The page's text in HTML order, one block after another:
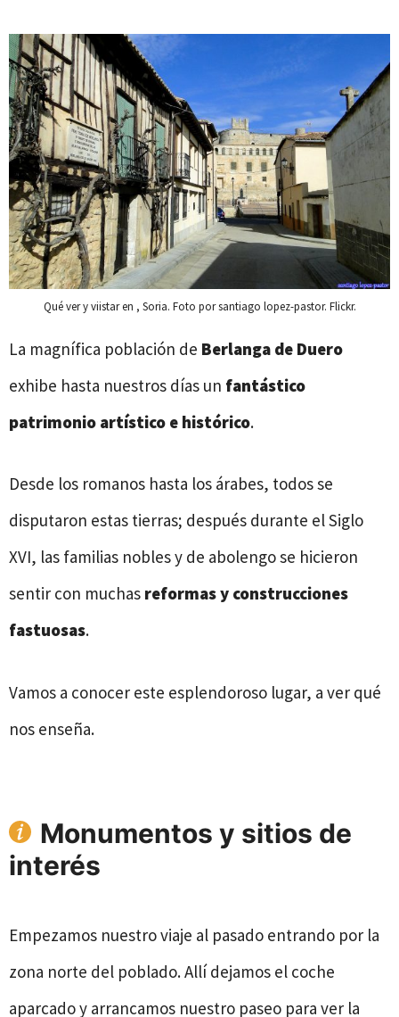
Qué ver y viistar en , Soria. Foto por santiago lopez-pastor. Flickr.
La magnífica población de Berlanga de Duero
exhibe hasta nuestros días un fantástico
patrimonio artístico e histórico.
Desde los romanos hasta los árabes, todos se
disputaron estas tierras; después durante el Siglo
XVI, las familias nobles y de abolengo se hicieron
sentir con muchas reformas y construcciones
fastuosas.
Vamos a conocer este esplendoroso lugar, a ver qué
nos enseña.
Monumentos y sitios de
interés
Empezamos nuestro viaje al pasado entrando por la
zona norte del poblado. Allí dejamos el coche
aparcado y arrancamos nuestro paseo para ver la